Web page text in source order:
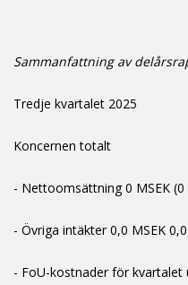
Sammanfattning av
Tredje kvartalet 2025
Koncernen totalt
- Nettoomsättning 0 MSEK (0
- Övriga intäkter 0,0 MSEK
- FoU-kostnader för kvartalet